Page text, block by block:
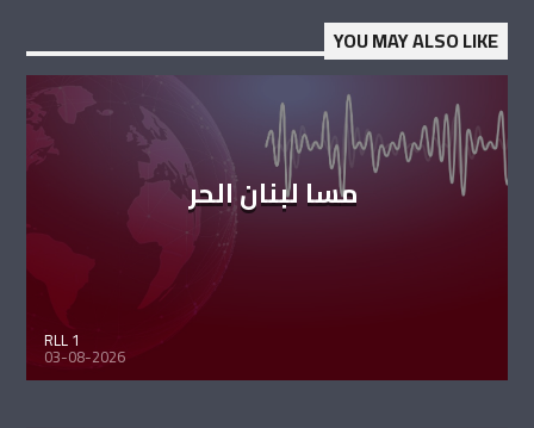
YOU MAY ALSO LIKE
مسا لبنان الحر
RLL 1
03-08-2026